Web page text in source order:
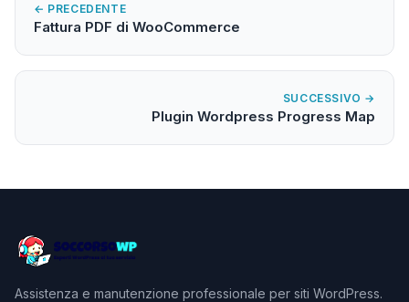
← PRECEDENTE
Fattura PDF di WooCommerce
SUCCESSIVO →
Plugin Wordpress Progress Map
Assistenza e manutenzione professionale per siti WordPress.